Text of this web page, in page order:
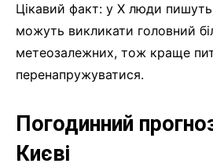
Цікавий факт: у X люди
можуть викликати головний
метеозалежних, тож краще
перенапружуватися.
Погодинний
Києві